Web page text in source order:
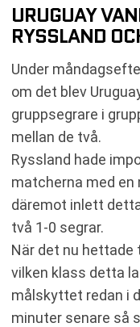
URUGUAY
RYSSLAND
Under
om det blev
gruppsegrare i
mellan de två.
Ryssland hade
matcherna med en
däremot inlett
två 1-0 segrar.
När det nu hettade
vilken klass detta
målskyttet redan i
minuter senare så